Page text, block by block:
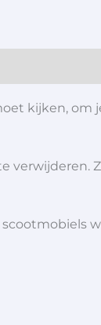
kijken,
verwijderen.